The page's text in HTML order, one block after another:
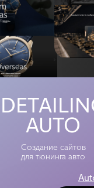
AUTO
Autopro
Создание сайтов
для тюнинга авто